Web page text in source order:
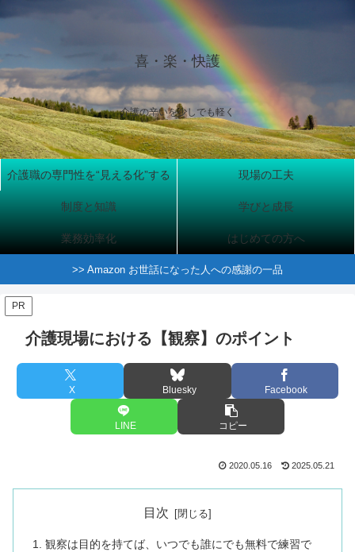
喜・楽・快護
介護の辛いを少しでも軽く
介護職の専門性を“見える化”する 現場の工夫
制度と知識 学びと成長
業務効率化 はじめての方へ
>> Amazon お世話になった人への感謝の一品
PR
介護現場における【観察】のポイント
X Bluesky Facebook
LINE コピー
2020.05.16 2025.05.21
目次
観察は目的を持てば、いつでも誰にでも無料で練習で